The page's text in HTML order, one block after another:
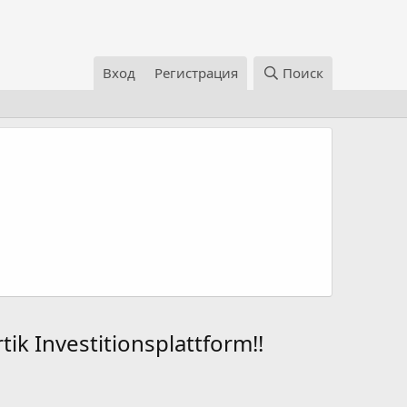
Вход Регистрация Поиск
Investitionsplattform!!